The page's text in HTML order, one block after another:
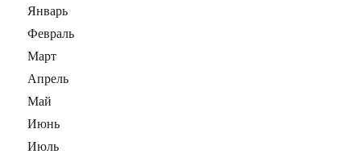
Январь
Февраль
Март
Апрель
Май
Июнь
Июль